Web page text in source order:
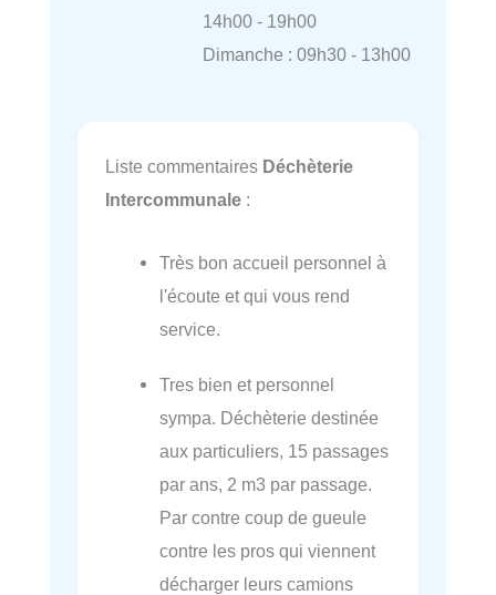
14h00 - 19h00
Dimanche : 09h30 - 13h00
Liste commentaires Déchèterie
Intercommunale :
Très bon accueil personnel à
l'écoute et qui vous rend
service.
Tres bien et personnel
sympa. Déchèterie destinée
aux particuliers, 15 passages
par ans, 2 m3 par passage.
Par contre coup de gueule
contre les pros qui viennent
décharger leurs camions